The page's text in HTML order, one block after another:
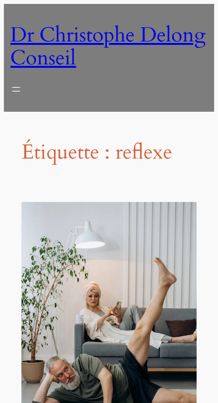
contenu
Dr Christophe Delong
Conseil
Étiquette : reflexe